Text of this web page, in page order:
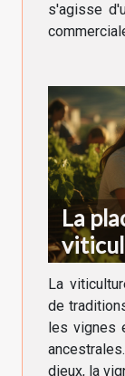
s'agisse
La
La
de
les vignes
dieux, la